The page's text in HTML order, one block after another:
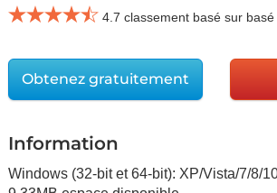
4.7 classement basé sur basé
Obtenez gratuitement
Information
Windows (32-bit et 64-bit): XP/Vista/7/8/